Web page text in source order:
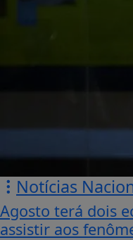
Notícias
Agosto terá dois
assistir aos